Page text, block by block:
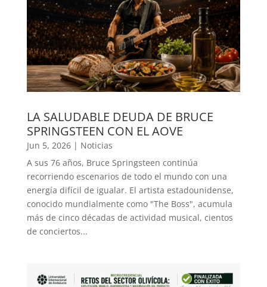
LA SALUDABLE DEUDA DE BRUCE
SPRINGSTEEN CON EL AOVE
Jun 5, 2026| Noticias
A sus 76 años, Bruce Springsteen continúa
recorriendo escenarios de todo el mundo con una
energía difícil de igualar. El artista estadounidense,
conocido mundialmente como "The Boss", acumula
más de cinco décadas de actividad musical, cientos
de conciertos...